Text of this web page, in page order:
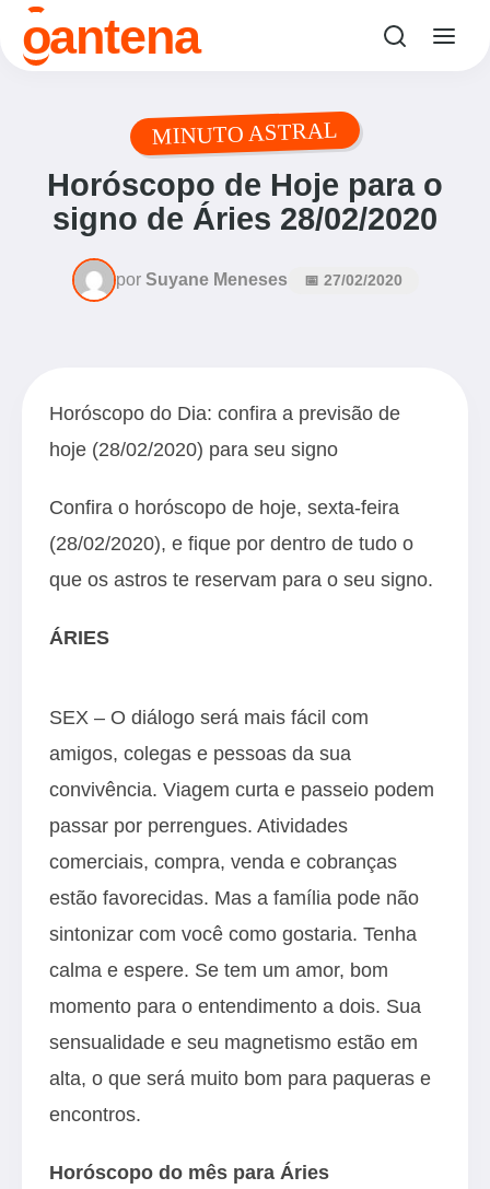
oantena
MINUTO ASTRAL
Horóscopo de Hoje para o
signo de Áries 28/02/2020
por Suyane Meneses 📅 27/02/2020
Horóscopo do Dia: confira a previsão de
hoje (28/02/2020) para seu signo
Confira o horóscopo de hoje, sexta-feira
(28/02/2020), e fique por dentro de tudo o
que os astros te reservam para o seu signo.
ÁRIES
SEX – O diálogo será mais fácil com
amigos, colegas e pessoas da sua
convivência. Viagem curta e passeio podem
passar por perrengues. Atividades
comerciais, compra, venda e cobranças
estão favorecidas. Mas a família pode não
sintonizar com você como gostaria. Tenha
calma e espere. Se tem um amor, bom
momento para o entendimento a dois. Sua
sensualidade e seu magnetismo estão em
alta, o que será muito bom para paqueras e
encontros.
Horóscopo do mês para Áries